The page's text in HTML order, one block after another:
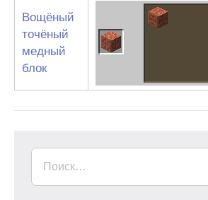
Вощёный
точёный
медный
блок